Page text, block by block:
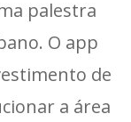
palestra
O app
de
a área